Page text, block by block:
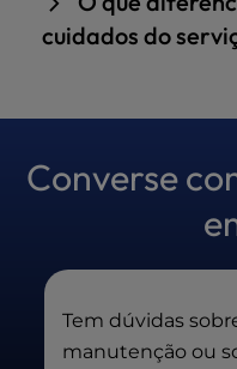
normas e livre de
contrário do
cuidados do
real de
WordPress — não
Converse
Tem dúvidas
manutenção ou